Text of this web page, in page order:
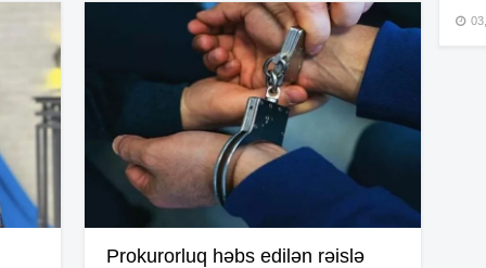
Prokurorluq həbs edilən rəislə